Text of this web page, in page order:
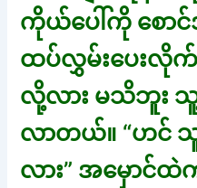
ကိုယ်ပေါ်ကို စောင်
ထပ်လွှမ်းပေးလို
လို့လား မသိဘူး
လာတယ်။ “ဟင်
လား” အမှော